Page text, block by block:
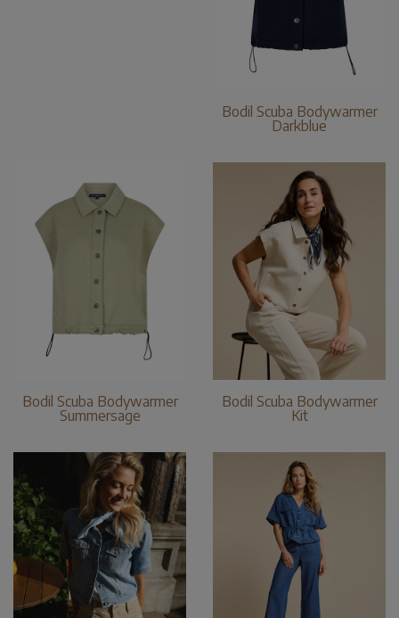
Bodil Scuba Bodywarmer
Darkblue
Bodil Scuba Bodywarmer
Summersage
Bodil Scuba Bodywarmer
Kit